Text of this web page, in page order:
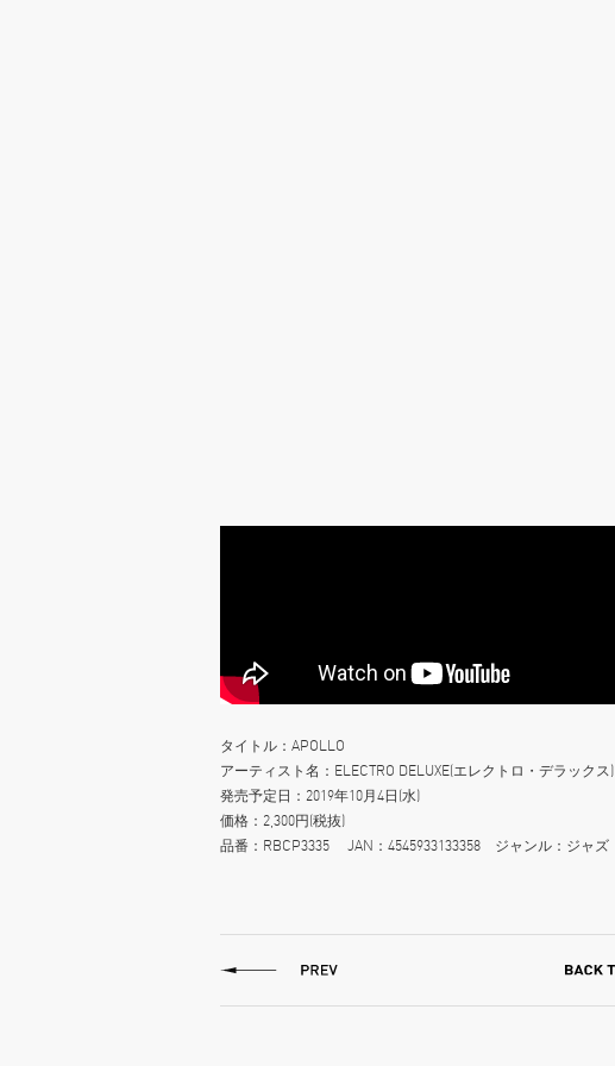
タイトル：APOLLO
アーティスト名：ELECTRO DELUXE(エレクトロ・デラックス)
発売予定日：2019年10月4日(水)
価格：2,300円(税抜)
品番：RBCP3335 JAN：4545933133358 ジャンル：ジャズ